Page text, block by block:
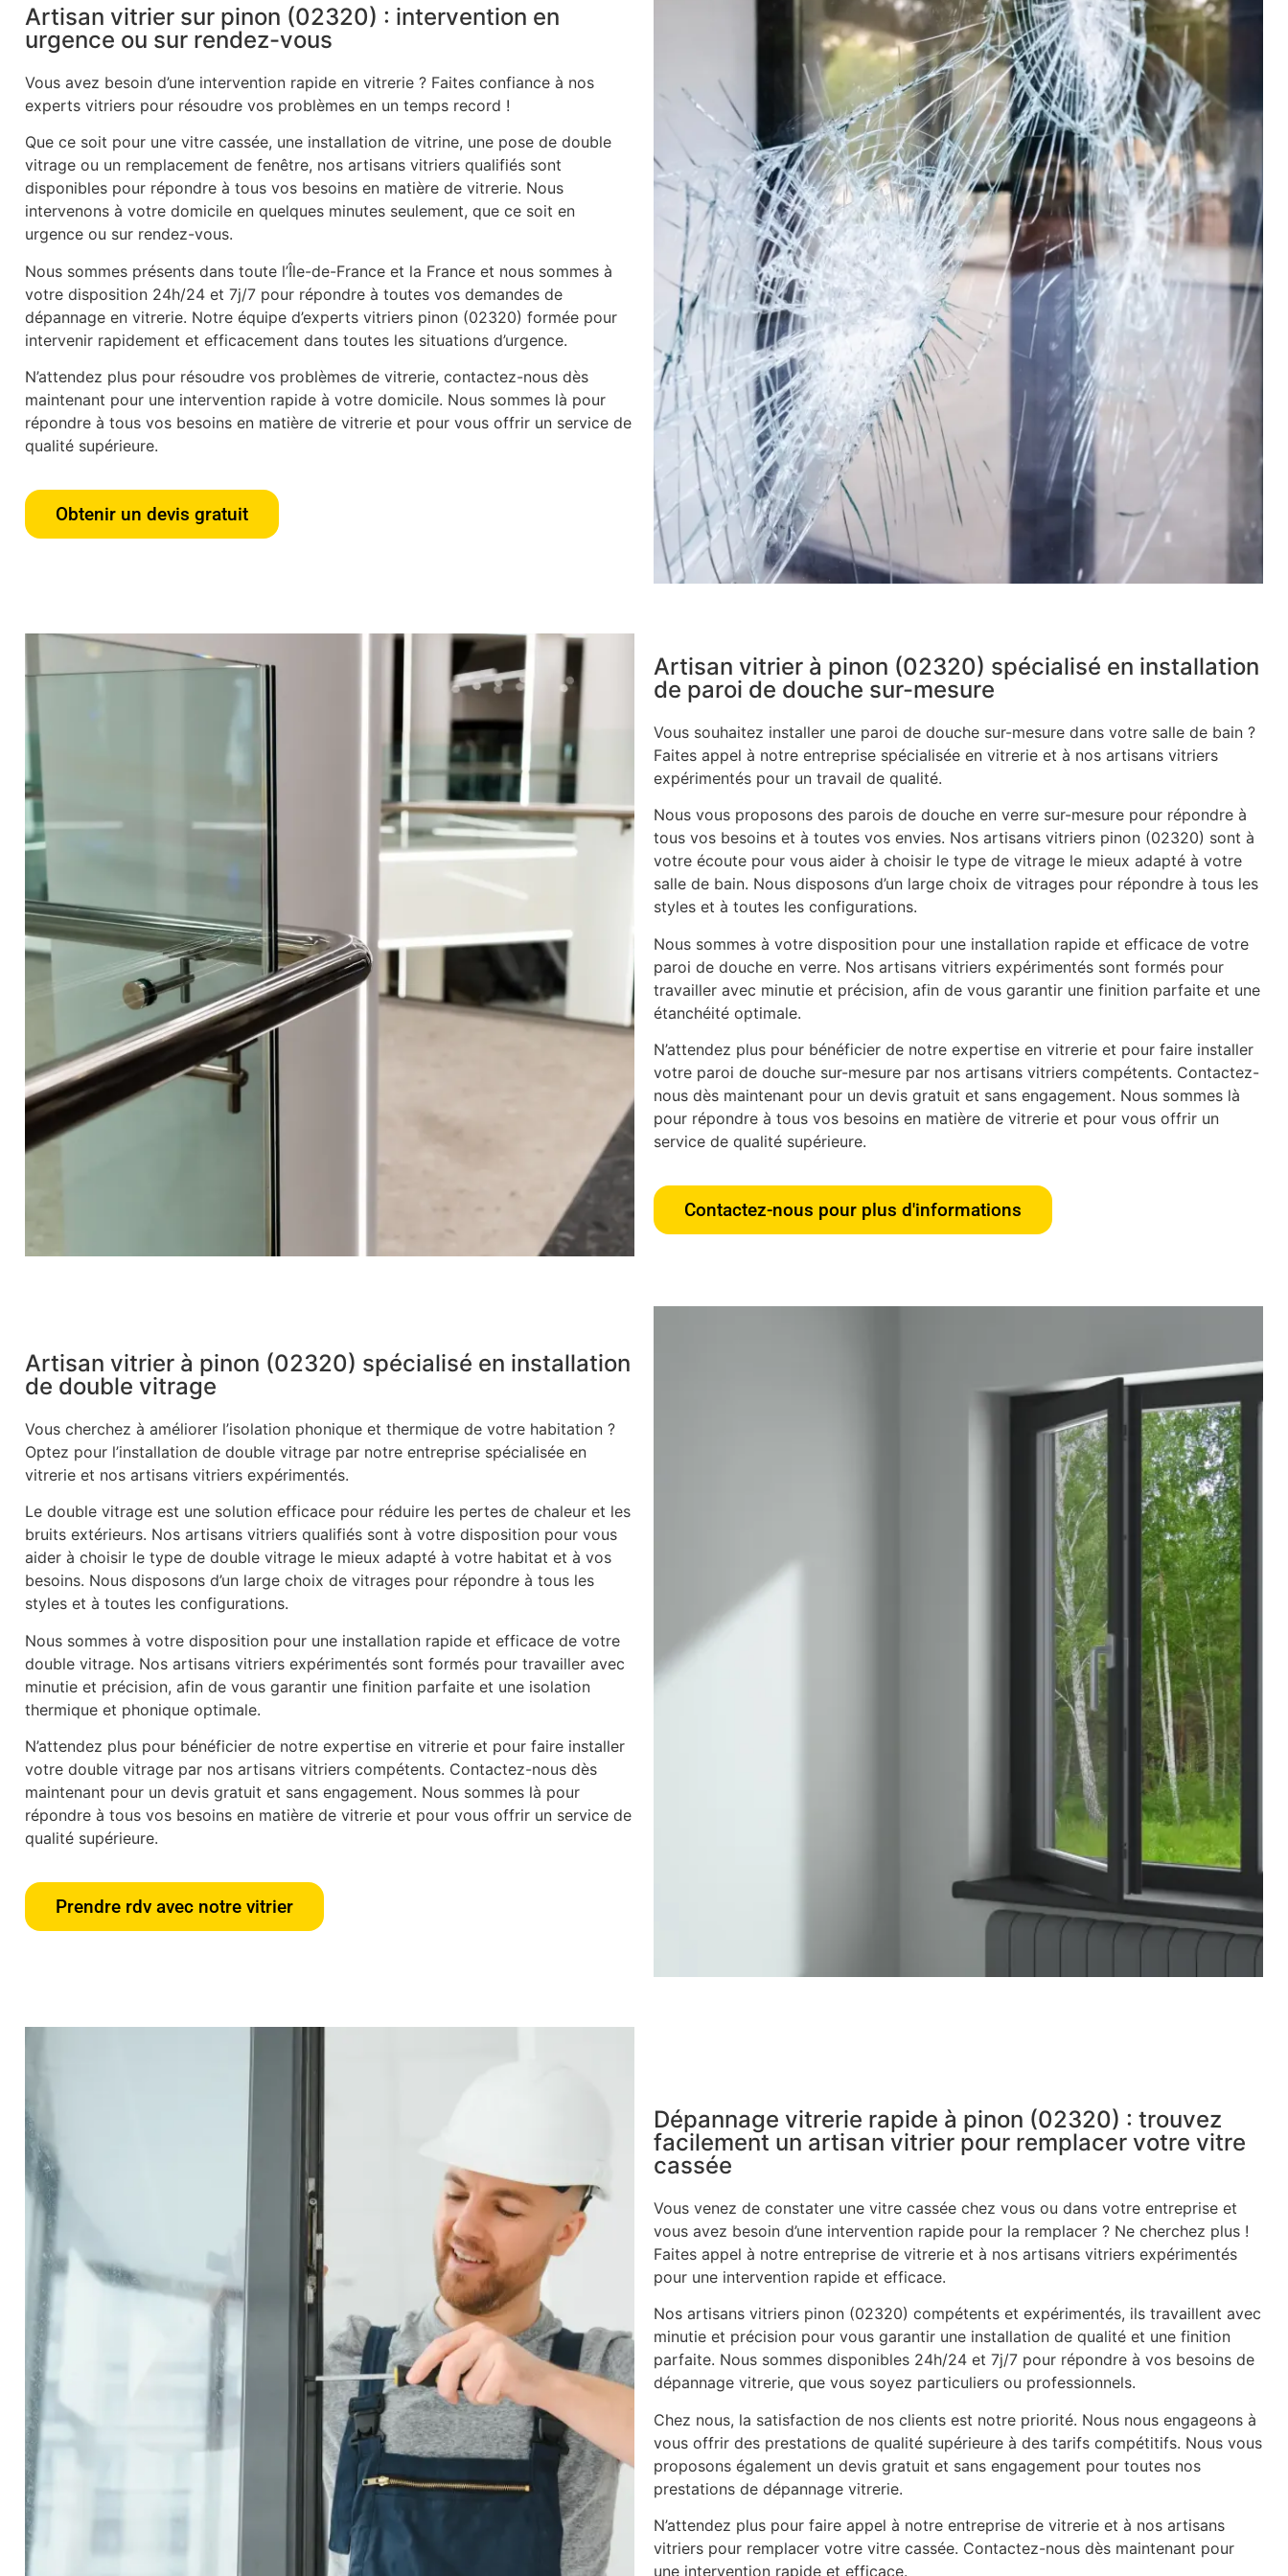
Artisan vitrier sur pinon (02320) : intervention en
urgence ou sur rendez-vous
Vous avez besoin d’une intervention rapide en vitrerie ? Faites confiance à nos
experts vitriers pour résoudre vos problèmes en un temps record !
Que ce soit pour une vitre cassée, une installation de vitrine, une pose de double
vitrage ou un remplacement de fenêtre, nos artisans vitriers qualifiés sont
disponibles pour répondre à tous vos besoins en matière de vitrerie. Nous
intervenons à votre domicile en quelques minutes seulement, que ce soit en
urgence ou sur rendez-vous.
Nous sommes présents dans toute l’Île-de-France et la France et nous sommes à
votre disposition 24h/24 et 7j/7 pour répondre à toutes vos demandes de
dépannage en vitrerie. Notre équipe d’experts vitriers pinon (02320) formée pour
intervenir rapidement et efficacement dans toutes les situations d’urgence.
N’attendez plus pour résoudre vos problèmes de vitrerie, contactez-nous dès
maintenant pour une intervention rapide à votre domicile. Nous sommes là pour
répondre à tous vos besoins en matière de vitrerie et pour vous offrir un service de
qualité supérieure.
Obtenir un devis gratuit
Artisan vitrier à pinon (02320) spécialisé en installation
de paroi de douche sur-mesure
Vous souhaitez installer une paroi de douche sur-mesure dans votre salle de bain ?
Faites appel à notre entreprise spécialisée en vitrerie et à nos artisans vitriers
expérimentés pour un travail de qualité.
Nous vous proposons des parois de douche en verre sur-mesure pour répondre à
tous vos besoins et à toutes vos envies. Nos artisans vitriers pinon (02320) sont à
votre écoute pour vous aider à choisir le type de vitrage le mieux adapté à votre
salle de bain. Nous disposons d’un large choix de vitrages pour répondre à tous les
styles et à toutes les configurations.
Nous sommes à votre disposition pour une installation rapide et efficace de votre
paroi de douche en verre. Nos artisans vitriers expérimentés sont formés pour
travailler avec minutie et précision, afin de vous garantir une finition parfaite et une
étanchéité optimale.
N’attendez plus pour bénéficier de notre expertise en vitrerie et pour faire installer
votre paroi de douche sur-mesure par nos artisans vitriers compétents. Contactez-
nous dès maintenant pour un devis gratuit et sans engagement. Nous sommes là
pour répondre à tous vos besoins en matière de vitrerie et pour vous offrir un
service de qualité supérieure.
Contactez-nous pour plus d'informations
Artisan vitrier à pinon (02320) spécialisé en installation
de double vitrage
Vous cherchez à améliorer l’isolation phonique et thermique de votre habitation ?
Optez pour l’installation de double vitrage par notre entreprise spécialisée en
vitrerie et nos artisans vitriers expérimentés.
Le double vitrage est une solution efficace pour réduire les pertes de chaleur et les
bruits extérieurs. Nos artisans vitriers qualifiés sont à votre disposition pour vous
aider à choisir le type de double vitrage le mieux adapté à votre habitat et à vos
besoins. Nous disposons d’un large choix de vitrages pour répondre à tous les
styles et à toutes les configurations.
Nous sommes à votre disposition pour une installation rapide et efficace de votre
double vitrage. Nos artisans vitriers expérimentés sont formés pour travailler avec
minutie et précision, afin de vous garantir une finition parfaite et une isolation
thermique et phonique optimale.
N’attendez plus pour bénéficier de notre expertise en vitrerie et pour faire installer
votre double vitrage par nos artisans vitriers compétents. Contactez-nous dès
maintenant pour un devis gratuit et sans engagement. Nous sommes là pour
répondre à tous vos besoins en matière de vitrerie et pour vous offrir un service de
qualité supérieure.
Prendre rdv avec notre vitrier
Dépannage vitrerie rapide à pinon (02320) : trouvez
facilement un artisan vitrier pour remplacer votre vitre
cassée
Vous venez de constater une vitre cassée chez vous ou dans votre entreprise et
vous avez besoin d’une intervention rapide pour la remplacer ? Ne cherchez plus !
Faites appel à notre entreprise de vitrerie et à nos artisans vitriers expérimentés
pour une intervention rapide et efficace.
Nos artisans vitriers pinon (02320) compétents et expérimentés, ils travaillent avec
minutie et précision pour vous garantir une installation de qualité et une finition
parfaite. Nous sommes disponibles 24h/24 et 7j/7 pour répondre à vos besoins de
dépannage vitrerie, que vous soyez particuliers ou professionnels.
Chez nous, la satisfaction de nos clients est notre priorité. Nous nous engageons à
vous offrir des prestations de qualité supérieure à des tarifs compétitifs. Nous vous
proposons également un devis gratuit et sans engagement pour toutes nos
prestations de dépannage vitrerie.
N’attendez plus pour faire appel à notre entreprise de vitrerie et à nos artisans
vitriers pour remplacer votre vitre cassée. Contactez-nous dès maintenant pour
une intervention rapide et efficace.